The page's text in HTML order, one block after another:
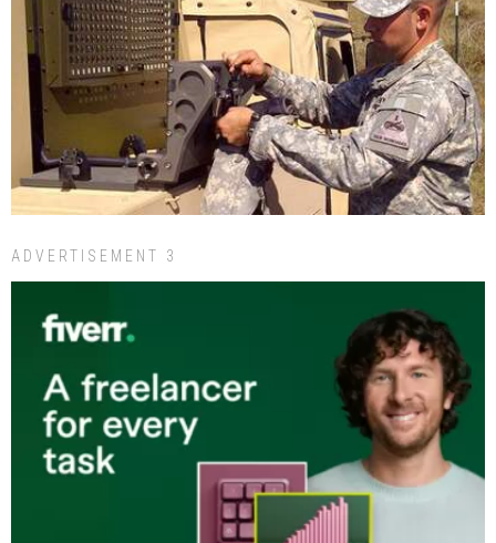
ADVERTISEMENT 3